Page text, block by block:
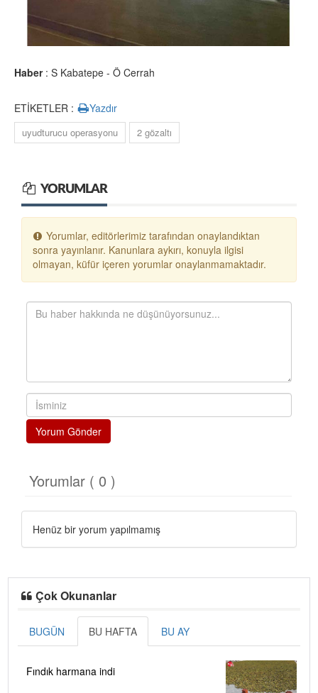
Haber: S Kabatepe - Ö Cerrah
ETİKETLER : Yazdır
uyudturucu operasyonu 2 gözaltı
YORUMLAR
Yorumlar, editörlerimiz tarafından onaylandıktan
sonra yayınlanır. Kanunlara aykırı, konuyla ilgisi
olmayan, küfür içeren yorumlar onaylanmamaktadır.
Yorum Gönder
Yorumlar ( 0 )
Henüz bir yorum yapılmamış
Çok Okunanlar
BUGÜN BU HAFTA BU AY
Fındık harmana indi